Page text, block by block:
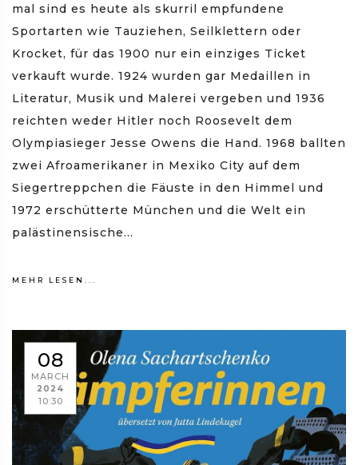
mal sind es heute als skurril empfundene
Sportarten wie Tauziehen, Seilklettern oder
Krocket, für das 1900 nur ein einziges Ticket
verkauft wurde. 1924 wurden gar Medaillen in
Literatur, Musik und Malerei vergeben und 1936
reichten weder Hitler noch Roosevelt dem
Olympiasieger Jesse Owens die Hand. 1968 ballten
zwei Afroamerikaner in Mexiko City auf dem
Siegertreppchen die Fäuste in den Himmel und
1972 erschütterte München und die Welt ein
palästinensische...
MEHR LESEN...
08
MARCH
2024
10:30